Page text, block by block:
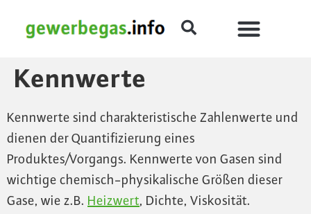
Kennwerte
Kennwerte sind charakteristische Zahlenwerte und
dienen der Quantifizierung eines
Produktes/Vorgangs. Kennwerte von Gasen sind
wichtige chemisch-physikalische Größen dieser
Gase, wie z.B. Heizwert, Dichte, Viskosität.